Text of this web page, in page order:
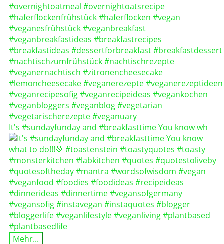
It's #sundayfunday and #breakfasttime You know wh
Mehr...